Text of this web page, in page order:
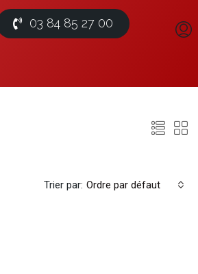
03 84 85 27 00
Trier par: Ordre par défaut